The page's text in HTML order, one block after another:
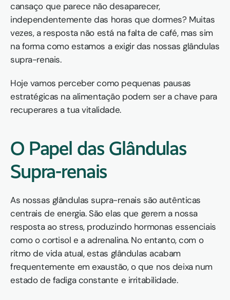
cansaço que parece não desaparecer,
independentemente das horas que dormes? Muitas
vezes, a resposta não está na falta de café, mas sim
na forma como estamos a exigir das nossas glândulas
supra-renais.
Hoje vamos perceber como pequenas pausas
estratégicas na alimentação podem ser a chave para
recuperares a tua vitalidade.
O Papel das Glândulas
Supra-renais
As nossas glândulas supra-renais são autênticas
centrais de energia. São elas que gerem a nossa
resposta ao stress, produzindo hormonas essenciais
como o cortisol e a adrenalina. No entanto, com o
ritmo de vida atual, estas glândulas acabam
frequentemente em exaustão, o que nos deixa num
estado de fadiga constante e irritabilidade.